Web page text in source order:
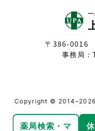
薬局検索・ マ
〒386-0016
事務局：
Copyright © 2014–2026